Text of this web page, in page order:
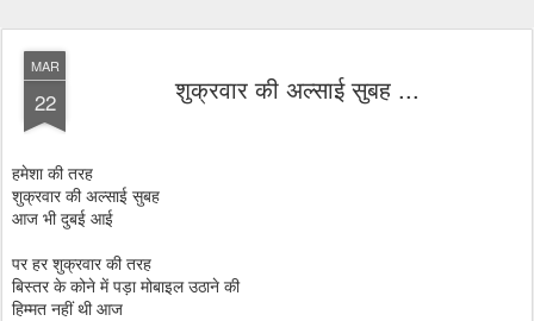
MAR
22 शुक्रवार की अल्साई सुबह ...
हमेशा की तरह
शुक्रवार की अल्साई सुबह
आज भी दुबई आई
पर हर शुक्रवार की तरह
बिस्तर के कोने में पड़ा मोबाइल उठाने की
हिम्मत नहीं थी आज